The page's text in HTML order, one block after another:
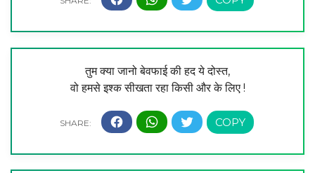
तुम क्या जानो बेवफाई की हद ये दोस्त,
वो हमसे इश्क सीखता रहा किसी और के लिए !